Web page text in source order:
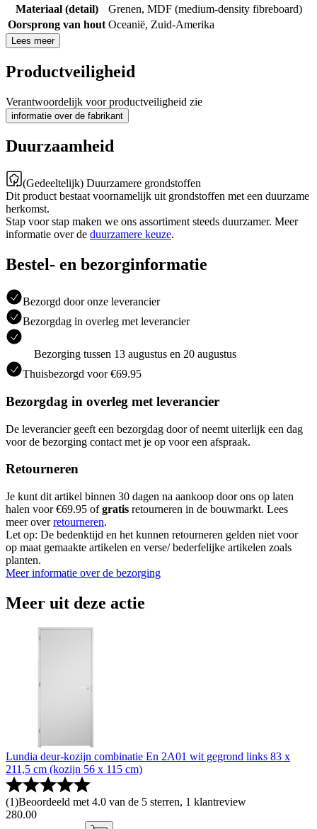
Materiaal (detail)
Grenen, MDF (medium-density fibreboard)
Oorsprong van hout Oceanië, Zuid-Amerika
Lees meer
Productveiligheid
Verantwoordelijk voor productveiligheid zie
informatie over de fabrikant
Duurzaamheid
(Gedeeltelijk) Duurzamere grondstoffen
Dit product bestaat voornamelijk uit grondstoffen met een duurzame
herkomst.
Stap voor stap maken we ons assortiment steeds duurzamer. Meer
informatie over de duurzamere keuze.
Bestel- en bezorginformatie
Bezorgd door onze leverancier
Bezorgdag in overleg met leverancier
Bezorging tussen 13 augustus en 20 augustus
Thuisbezorgd voor €69.95
Bezorgdag in overleg met leverancier
De leverancier geeft een bezorgdag door of neemt uiterlijk een dag
voor de bezorging contact met je op voor een afspraak.
Retourneren
Je kunt dit artikel binnen 30 dagen na aankoop door ons op laten
halen voor €69.95 ofgratis retourneren in de bouwmarkt. Lees
meer overretourneren.
Let op: De bedenktijd en het kunnen retourneren gelden niet voor
op maat gemaakte artikelen en verse/ bederfelijke artikelen zoals
planten.
Meer informatie over de bezorging
Meer uit deze actie
Lundia deur-kozijn combinatie En 2A01 wit gegrond links 83 x
211,5 cm (kozijn 56 x 115 cm)
(1)Beoordeeld met 4.0 van de 5 sterren, 1 klantreview
280.00